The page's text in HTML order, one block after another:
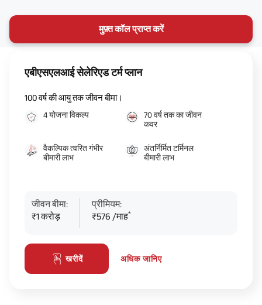
मुफ़्त कॉल प्राप्त करें
एबीएसएलआई सेलेरिएड टर्म प्लान
100 वर्ष की आयु तक जीवन बीमा।
4 योजना विकल्प
70 वर्ष तक का जीवन
कवर
वैकल्पिक त्वरित गंभीर
बीमारी लाभ
अंतर्निर्मित टर्मिनल
बीमारी लाभ
जीवन बीमा:
₹1 करोड़
प्रीमियम:
₹576 /माह*
खरीदें अधिक जानिए